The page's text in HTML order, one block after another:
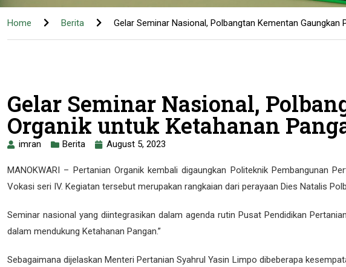
Home Berita Gelar Seminar Nasional, Polbangtan Kementan Gaungkan
Gelar Seminar Nasional,
Organik untuk Ketahanan
imran Berita August 5, 2023
MANOKWARI – Pertanian Organik kembali digaungkan Politeknik Pembangunan
Vokasi seri IV. Kegiatan tersebut merupakan rangkaian dari perayaan Dies Natalis
Seminar nasional yang diintegrasikan dalam agenda rutin Pusat Pendidikan
dalam mendukung Ketahanan Pangan.”
Sebagaimana dijelaskan Menteri Pertanian Syahrul Yasin Limpo dibeberapa